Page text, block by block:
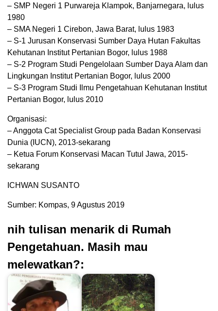
– SMP Negeri 1 Purwareja Klampok, Banjarnegara, lulus
1980
– SMA Negeri 1 Cirebon, Jawa Barat, lulus 1983
– S-1 Jurusan Konservasi Sumber Daya Hutan Fakultas
Kehutanan Institut Pertanian Bogor, lulus 1988
– S-2 Program Studi Pengelolaan Sumber Daya Alam dan
Lingkungan Institut Pertanian Bogor, lulus 2000
– S-3 Program Studi Ilmu Pengetahuan Kehutanan Institut
Pertanian Bogor, lulus 2010
Organisasi:
– Anggota Cat Specialist Group pada Badan Konservasi
Dunia (IUCN), 2013-sekarang
– Ketua Forum Konservasi Macan Tutul Jawa, 2015-
sekarang
ICHWAN SUSANTO
Sumber: Kompas, 9 Agustus 2019
nih tulisan menarik di Rumah
Pengetahuan. Masih mau
melewatkan?: